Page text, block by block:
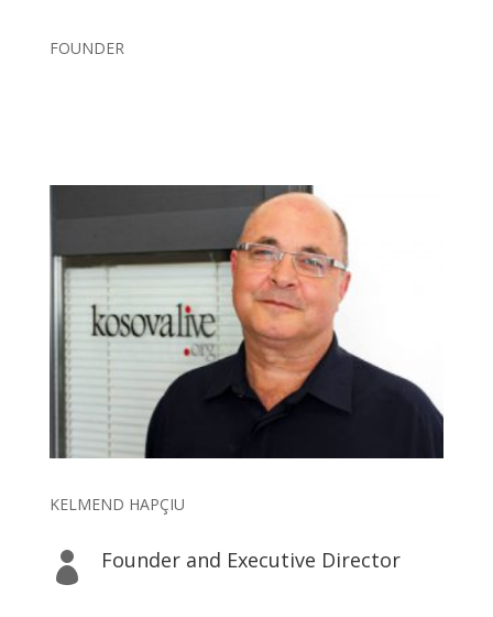
FOUNDER
KELMEND HAPÇIU
 Founder and Executive Director